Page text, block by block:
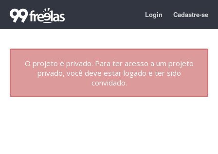
Login Cadastre-se
O projeto é privado. Para ter acesso a um projeto
privado, você deve estar logado e ter sido
convidado.